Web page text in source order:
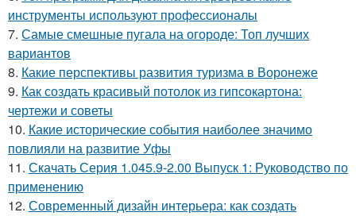
инструменты используют профессионалы
7. Самые смешные пугала на огороде: Топ лучших
вариантов
8. Какие перспективы развития туризма в Воронеже
9. Как создать красивый потолок из гипсокартона:
чертежи и советы
10. Какие исторические события наиболее значимо
повлияли на развитие Уфы
11. Скачать Серия 1.045.9-2.00 Выпуск 1: Руководство по
применению
12. Современный дизайн интерьера: как создать